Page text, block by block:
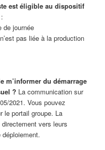
est éligible au dispositif
de journée
pas liée à la production
m’informer du démarrage
? La communication sur
2021. Vous pouvez
le portail groupe. La
vers leurs